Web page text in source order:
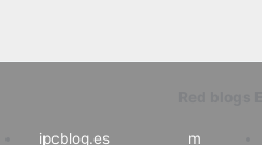
ipcblog.es m